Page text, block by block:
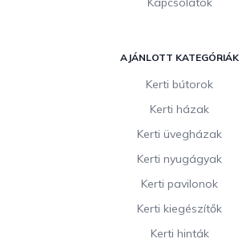
AJÁNLOTT KATEGÓRIÁK
Kerti bútorok
Kerti házak
Kerti üvegházak
Kerti nyugágyak
Kerti pavilonok
Kerti kiegészítők
Kerti hinták